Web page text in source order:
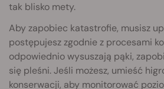
tak blisko mety.
Aby zapobiec katastrofie, musisz
postępujesz zgodnie z procesami
odpowiednio wysuszają pąki,
się pleśni. Jeśli możesz, umieść
konserwacji, aby monitorować